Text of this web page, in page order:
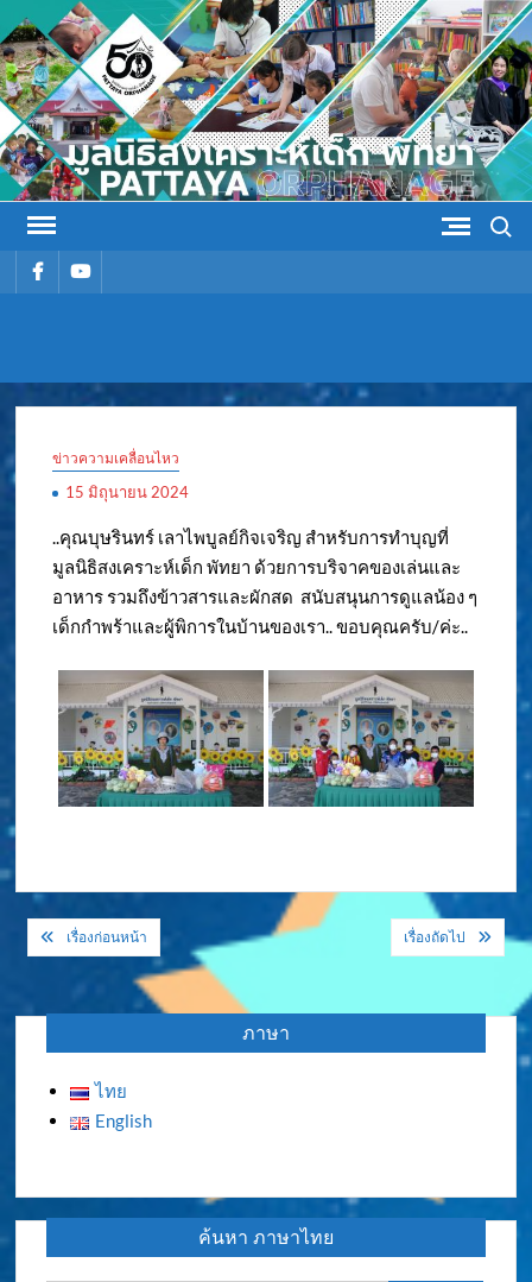
Skip
to
content
รายการรายการ
สงเคราะห์
ข่าวความเคลื่อนไหว
15 มิถุนายน 2024
..คุณบุษรินทร์ เลาไพบูลย์กิจเจริญ สำหรับการทำบุญที่
มูลนิธิสงเคราะห์เด็ก พัทยา ด้วยการบริจาคของเล่นและ
อาหาร รวมถึงข้าวสารและผักสด สนับสนุนการดูแลน้อง ๆ
เด็กกำพร้าและผู้พิการในบ้านของเรา.. ขอบคุณครับ/ค่ะ..
แนะแนว
เรื่องก่อนหน้า เรื่องถัดไป
ภาษา
ไทย
English
ค้นหา ภาษาไทย